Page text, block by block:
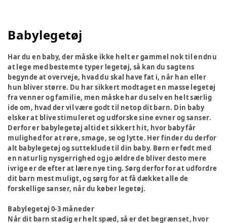
Babylegetøj
Har du en baby, der måske ikke helt er gammel nok til endnu
at lege med bestemte typer legetøj, så kan du sagtens
begynde at overveje, hvad du skal have fat i, når han eller
hun bliver større. Du har sikkert modtaget en masse legetøj
fra venner og familie, men måske har du selv en helt særlig
ide om, hvad der vil være godt til netop dit barn. Din baby
elsker at blive stimuleret og udforske sine evner og sanser.
Derfor er babylegetøj altid et sikkert hit, hvor baby får
mulighed for at røre, smage, se og lytte. Her finder du derfor
alt babylegetøj og sutteklude til din baby. Børn er født med
en naturlig nysgerrighed og jo ældre de bliver desto mere
ivrige er de efter at lære nye ting. Sørg derfor for at udfordre
dit barn mest muligt, og sørg for at få dækket alle de
forskellige sanser, når du køber legetøj.
Babylegetøj 0-3 måneder
Når dit barn stadig er helt spæd, så er det begrænset, hvor